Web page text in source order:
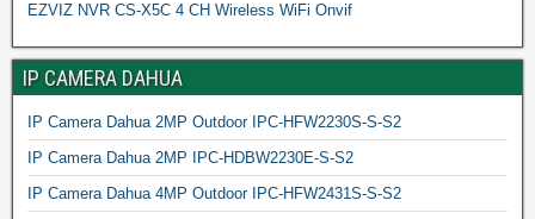
EZVIZ NVR CS-X5C 4 CH Wireless WiFi Onvif
IP CAMERA DAHUA
IP Camera Dahua 2MP Outdoor IPC-HFW2230S-S-S2
IP Camera Dahua 2MP IPC-HDBW2230E-S-S2
IP Camera Dahua 4MP Outdoor IPC-HFW2431S-S-S2